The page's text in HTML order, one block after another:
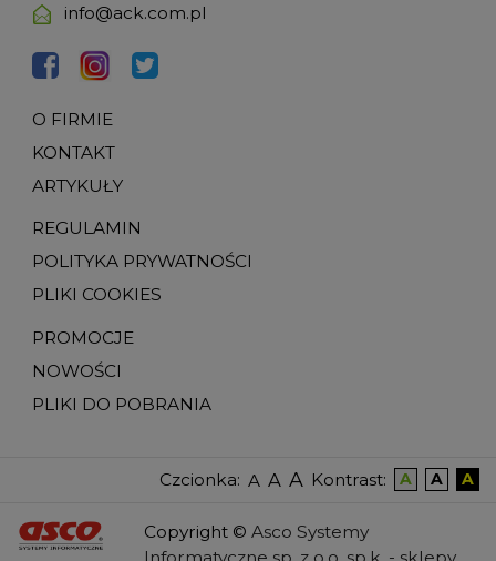
info@ack.com.pl
O FIRMIE
KONTAKT
ARTYKUŁY
REGULAMIN
POLITYKA PRYWATNOŚCI
PLIKI COOKIES
PROMOCJE
NOWOŚCI
PLIKI DO POBRANIA
Czcionka: A A A Kontrast: A A A
Copyright © Asco Systemy
Informatyczne sp. z o.o. sp.k. - sklepy